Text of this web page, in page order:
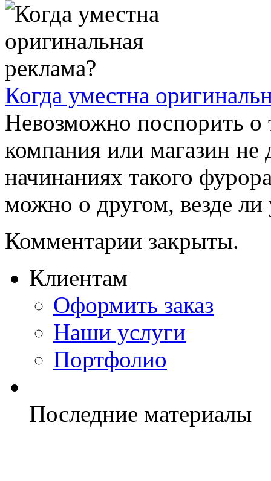
Когда уместна
Невозможно поспорить о
компания или магазин не
начинаниях такого
можно о другом, везде ли
Комментарии закрыты.
Клиентам
Оформить заказ
Наши услуги
Портфолио
Последние материалы